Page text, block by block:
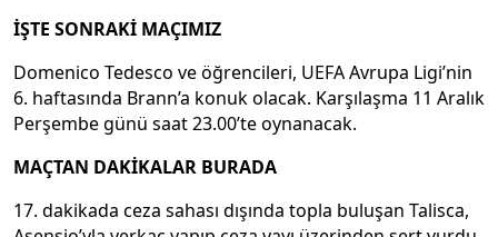
İŞTE SONRAKİ MAÇIMIZ
Domenico Tedesco ve öğrencileri, UEFA Avrupa Ligi’nin
6. haftasında Brann’a konuk olacak. Karşılaşma 11 Aralık
Perşembe günü saat 23.00’te oynanacak.
MAÇTAN DAKİKALAR BURADA
17. dakikada ceza sahası dışında topla buluşan Talisca,